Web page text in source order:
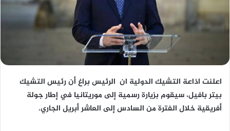
اعلنت اذاعة التشيك الدولية ان الرئيس براغ أن رئيس التشيك
بيتر بافيل، سيقوم بزيارة رسمية إلى موريتانيا في إطار جولة
أفريقية خلال الفترة من السادس إلى العاشر أبريل الجاري.